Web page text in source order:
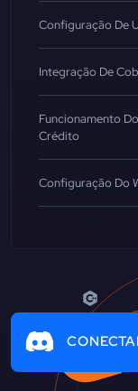
Configuração De
Integração De
Funcionamento
Crédito
Configuração Do